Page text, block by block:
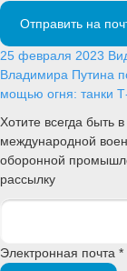
Отправить на
25 февраля 2023
Владимира Путина
мощью огня: танки
Хотите всегда быть
международной
оборонной
рассылку
Электронная почта *